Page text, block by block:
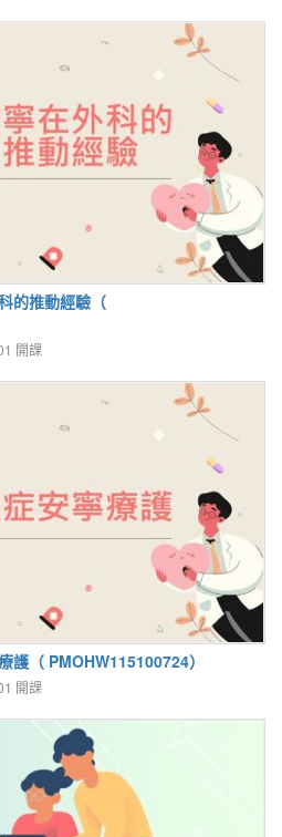
的推動經驗（
開課
護（ PMOHW115100724）
開課